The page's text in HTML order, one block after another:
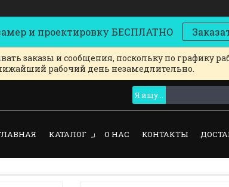
и проектировку БЕСПЛАТНО
заказы и сообщения, поскольку по графику
рабочий день незамедлительно.
КАТАЛОГ О НАС КОНТАКТЫ